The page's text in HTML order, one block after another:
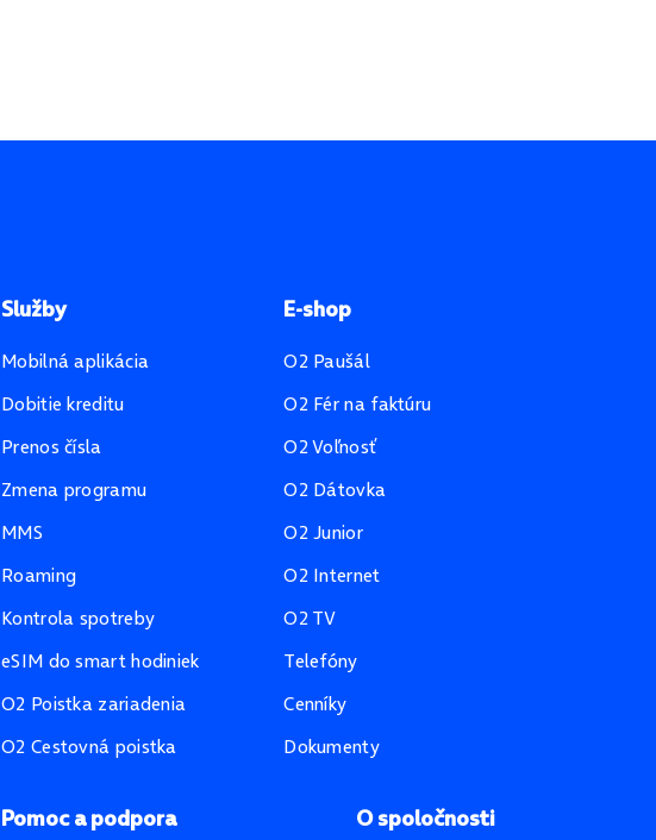
Služby
Mobilná aplikácia
Dobitie kreditu
Prenos čísla
Zmena programu
MMS
Roaming
Kontrola spotreby
eSIM do smart hodiniek
O2 Poistka zariadenia
O2 Cestovná poistka
E-shop
O2 Paušál
O2 Fér na faktúru
O2 Voľnosť
O2 Dátovka
O2 Junior
O2 Internet
O2 TV
Telefóny
Cenníky
Dokumenty
Pomoc a podpora O spoločnosti